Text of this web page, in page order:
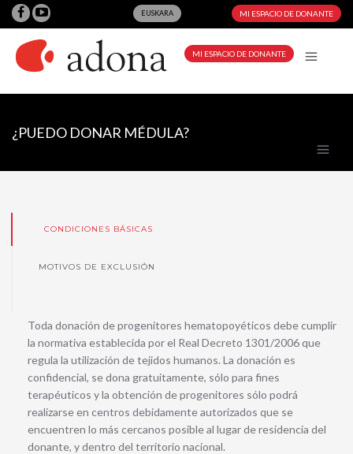
EUSKARA MI ESPACIO DE DONANTE
MI ESPACIO DE DONANTE
¿PUEDO DONAR MÉDULA?
CONDICIONES BÁSICAS
MOTIVOS DE EXCLUSIÓN
Toda donación de progenitores hematopoyéticos debe cumplir
la normativa establecida por el Real Decreto 1301/2006 que
regula la utilización de tejidos humanos. La donación es
confidencial, se dona gratuitamente, sólo para fines
terapéuticos y la obtención de progenitores sólo podrá
realizarse en centros debidamente autorizados que se
encuentren lo más cercanos posible al lugar de residencia del
donante, y dentro del territorio nacional.